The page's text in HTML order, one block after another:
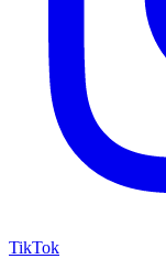
TikTok